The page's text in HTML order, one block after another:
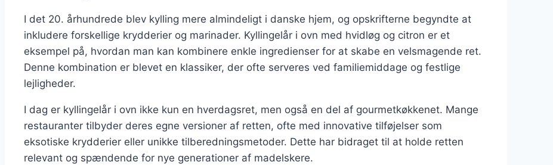
I det 20. århundrede blev kylling mere almindeligt i danske hjem, og opskrifterne begyndte at
inkludere forskellige krydderier og marinader. Kyllingelår i ovn med hvidløg og citron er et
eksempel på, hvordan man kan kombinere enkle ingredienser for at skabe en velsmagende ret.
Denne kombination er blevet en klassiker, der ofte serveres ved familiemiddage og festlige
lejligheder.
I dag er kyllingelår i ovn ikke kun en hverdagsret, men også en del af gourmetkøkkenet. Mange
restauranter tilbyder deres egne versioner af retten, ofte med innovative tilføjelser som
eksotiske krydderier eller unikke tilberedningsmetoder. Dette har bidraget til at holde retten
relevant og spændende for nye generationer af madelskere.